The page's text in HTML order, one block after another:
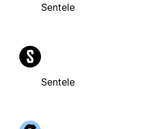
Sentele
Sentele